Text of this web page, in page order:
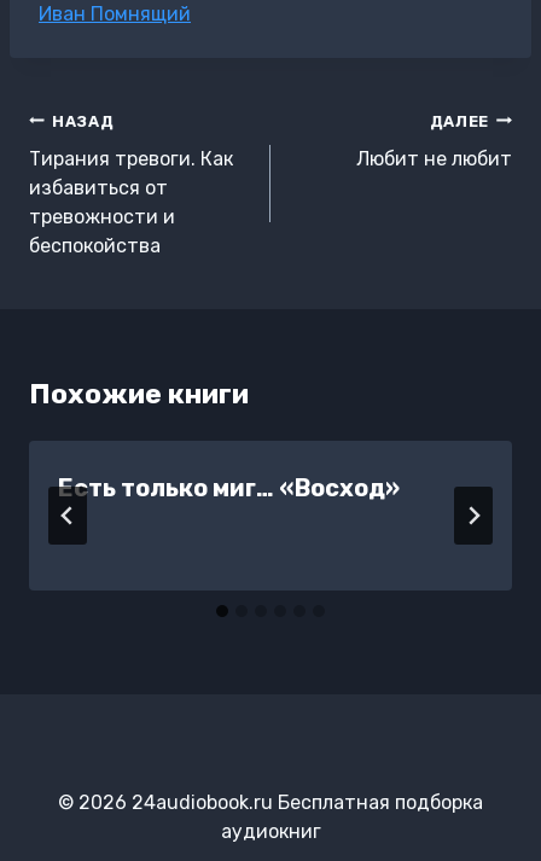
Метки
Иван Помнящий
Навигация
по
записям
НАЗАД
Тирания тревоги. Как
избавиться от
тревожности и
беспокойства
ДАЛЕЕ
Любит не любит
Похожие книги
Есть только миг… «Восход»
© 2026 24audiobook.ru Бесплатная подборка
аудиокниг